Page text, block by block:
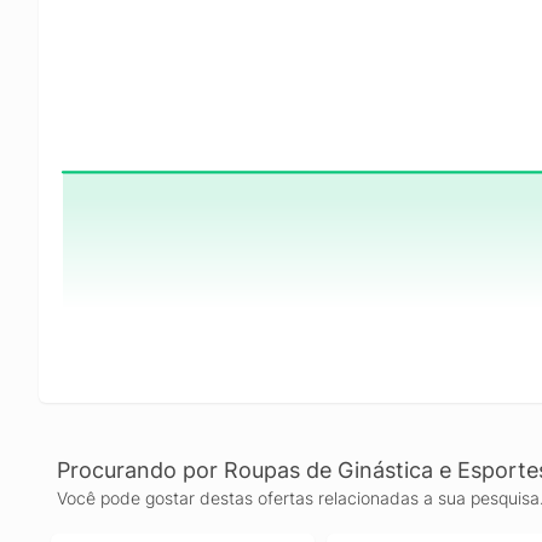
Procurando por Roupas de Ginástica e
Você pode gostar destas ofertas relacionadas a sua